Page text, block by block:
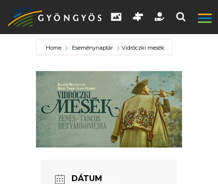
VÁROS
Home Eseménynaptár Vidróczki mesék
DÁTUM